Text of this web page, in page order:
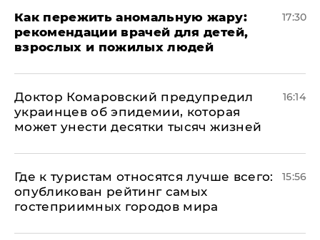
Как пережить аномальную жару:
рекомендации врачей для детей,
взрослых и пожилых людей
17:30
Доктор Комаровский предупредил
украинцев об эпидемии, которая
может унести десятки тысяч жизней
16:14
Где к туристам относятся лучше всего:
опубликован рейтинг самых
гостеприимных городов мира
15:56